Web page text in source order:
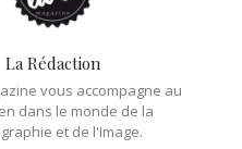
La Rédaction
vous accompagne au
dans le monde de la
et de l'Image.